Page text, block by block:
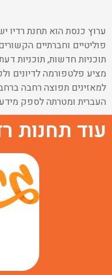
ערוץ כנסת הוא תחנת רדיו
פוליטיים וחברתיים
תוכניות חדשות, תוכניות
מציע פלטפורמה לדיונים
למאזינים תפוצה רחבה
העברית ומטרתה לספק
עוד תחנות